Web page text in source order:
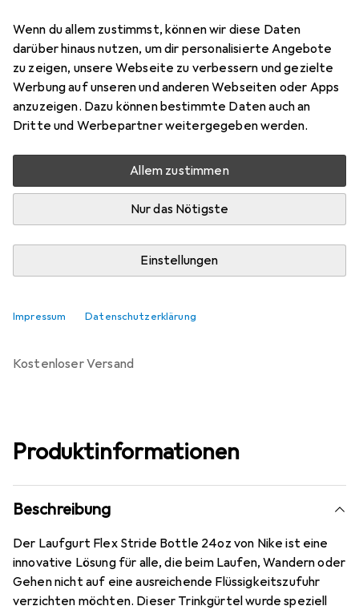
Wenn du allem zustimmst, können wir diese Daten
darüber hinaus nutzen, um dir personalisierte Angebote
zu zeigen, unsere Webseite zu verbessern und gezielte
Werbung auf unseren und anderen Webseiten oder Apps
anzuzeigen. Dazu können bestimmte Daten auch an
Dritte und Werbepartner weitergegeben werden.
Allem zustimmen
Nur das Nötigste
Einstellungen
Impressum Datenschutzerklärung
Bewertungen Marke
Mehr von Nike
Mehr als 10 Stück an Lager beim Drittanbieter
Lieferort angeben für genaue Lieferzeit
In den Warenkorb
Vergleichen
kostenloser Versand
Produktinformationen
Beschreibung
Der Laufgurt Flex Stride Bottle 24oz von Nike ist eine
innovative Lösung für alle, die beim Laufen, Wandern oder
Gehen nicht auf eine ausreichende Flüssigkeitszufuhr
verzichten möchten. Dieser Trinkgürtel wurde speziell